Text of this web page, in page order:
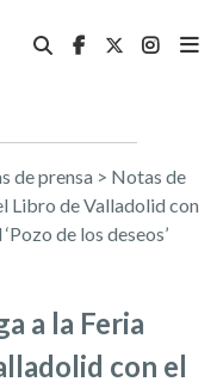
de prensa > Notas de
Libro de Valladolid con
de los deseos’
a la Feria
con el